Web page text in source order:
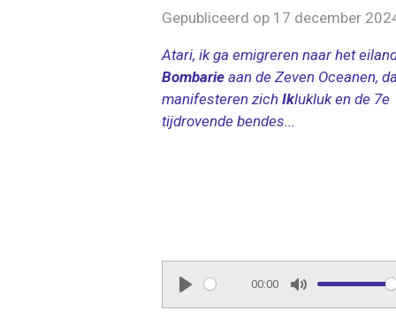
Gepubliceerd op 17 december
Atari, ik ga emigreren naar het
Bombarie aan de Zeven Oceanen,
manifesteren zich Iklukluk en de 7e
tijdrovende bendes...
P
00:00
M